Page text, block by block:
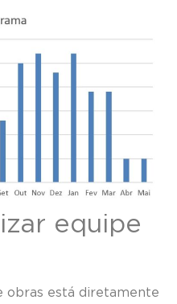
equipe
obras está diretamente